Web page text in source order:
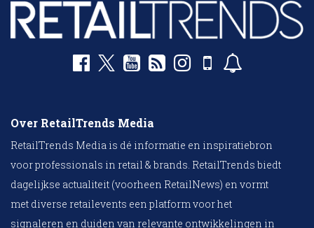
Over RetailTrends Media
RetailTrends Media is dé informatie en inspiratiebron
voor professionals in retail & brands. RetailTrends biedt
dagelijkse actualiteit (voorheen RetailNews) en vormt
met diverse retailevents een platform voor het
signaleren en duiden van relevante ontwikkelingen in